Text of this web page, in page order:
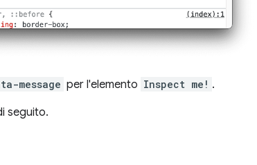
message per l'elemento Inspect me! .
seguito.